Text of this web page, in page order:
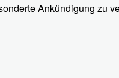
Ankündigung zu